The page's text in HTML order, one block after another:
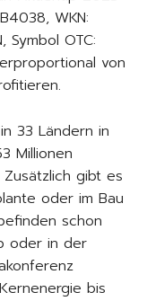
WKN:
Symbol OTC:
von
33 Ländern in
Millionen
gibt es
oder im Bau
schon
oder in der
bis